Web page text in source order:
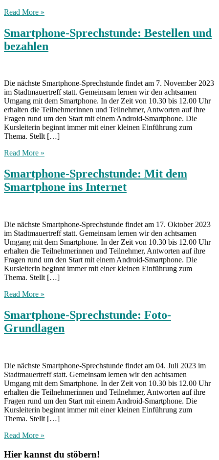
Read More »
Smartphone-Sprechstunde: Bestellen und
bezahlen
Die nächste Smartphone-Sprechstunde findet am 7. November 2023
im Stadtmauertreff statt. Gemeinsam lernen wir den achtsamen
Umgang mit dem Smartphone. In der Zeit von 10.30 bis 12.00 Uhr
erhalten die Teilnehmerinnen und Teilnehmer, Antworten auf ihre
Fragen rund um den Start mit einem Android-Smartphone. Die
Kursleiterin beginnt immer mit einer kleinen Einführung zum
Thema. Stellt […]
Read More »
Smartphone-Sprechstunde: Mit dem
Smartphone ins Internet
Die nächste Smartphone-Sprechstunde findet am 17. Oktober 2023
im Stadtmauertreff statt. Gemeinsam lernen wir den achtsamen
Umgang mit dem Smartphone. In der Zeit von 10.30 bis 12.00 Uhr
erhalten die Teilnehmerinnen und Teilnehmer, Antworten auf ihre
Fragen rund um den Start mit einem Android-Smartphone. Die
Kursleiterin beginnt immer mit einer kleinen Einführung zum
Thema. Stellt […]
Read More »
Smartphone-Sprechstunde: Foto-
Grundlagen
Die nächste Smartphone-Sprechstunde findet am 04. Juli 2023 im
Stadtmauertreff statt. Gemeinsam lernen wir den achtsamen
Umgang mit dem Smartphone. In der Zeit von 10.30 bis 12.00 Uhr
erhalten die Teilnehmerinnen und Teilnehmer, Antworten auf ihre
Fragen rund um den Start mit einem Android-Smartphone. Die
Kursleiterin beginnt immer mit einer kleinen Einführung zum
Thema. Stellt […]
Read More »
Hier kannst du stöbern!